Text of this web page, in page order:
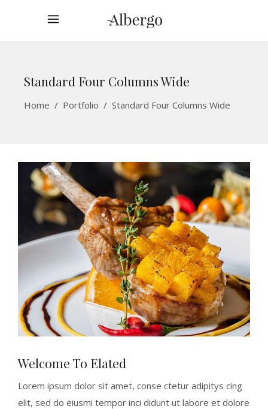
Standard Four Columns Wide
Home / Portfolio / Standard Four Columns Wide
Welcome To Elated
Lorem ipsum dolor sit amet, conse ctetur adipitys cing
elit, sed do eiusmi tempor inci didunt ut labore et dolore